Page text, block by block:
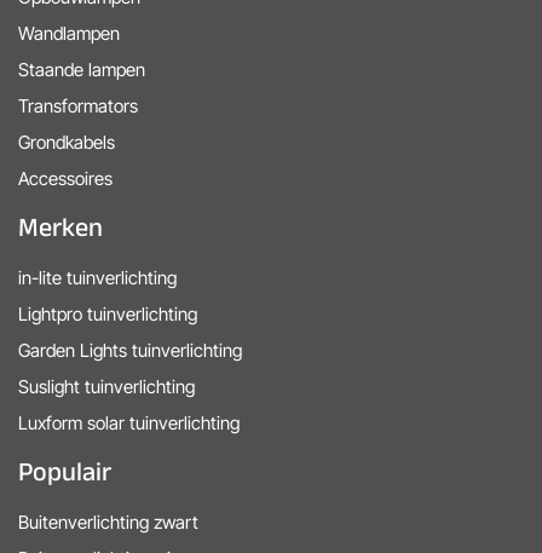
Wandlampen
Staande lampen
Transformators
Grondkabels
Accessoires
Merken
in-lite tuinverlichting
Lightpro tuinverlichting
Garden Lights tuinverlichting
Suslight tuinverlichting
Luxform solar tuinverlichting
Populair
Buitenverlichting zwart